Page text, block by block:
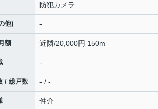
防犯カメラ
他) -
額 近隣/20,000円 150m
-
/ 総戸数 - / -
仲介